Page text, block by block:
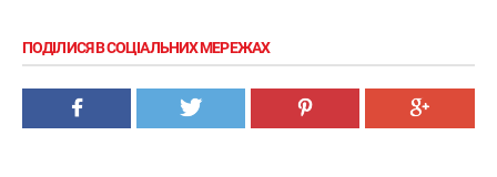
ПОДІЛИСЯ В СОЦІАЛЬНИХ МЕРЕЖАХ